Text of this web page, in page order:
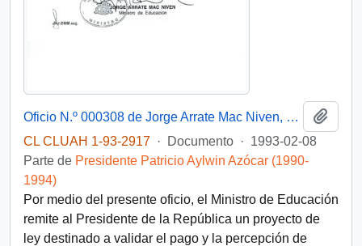
Oficio N.º 000308 de Jorge Arrate Mac Niven, Ministro de Educación, para Patricio Aylwin Azócar, Presidente de la República, sobre remisión de proyecto de ley que valida el pago de subvenciones educacionales y modifica normas sobre financiamiento y subvención escolar
CL CLUAH 1-93-2917 · Documento · 1993-02-08
Parte de Presidente Patricio Aylwin Azócar (1990-
1994)
Por medio del presente oficio, el Ministro de Educación
remite al Presidente de la República un proyecto de
ley destinado a validar el pago y la percepción de